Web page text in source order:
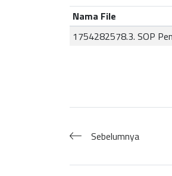
Nama File
1754282578.3. SOP
Sebelumnya